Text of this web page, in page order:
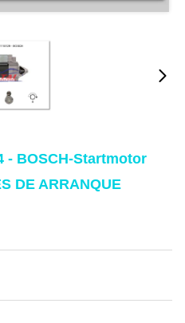
- BOSCH-Startmotor
DE ARRANQUE